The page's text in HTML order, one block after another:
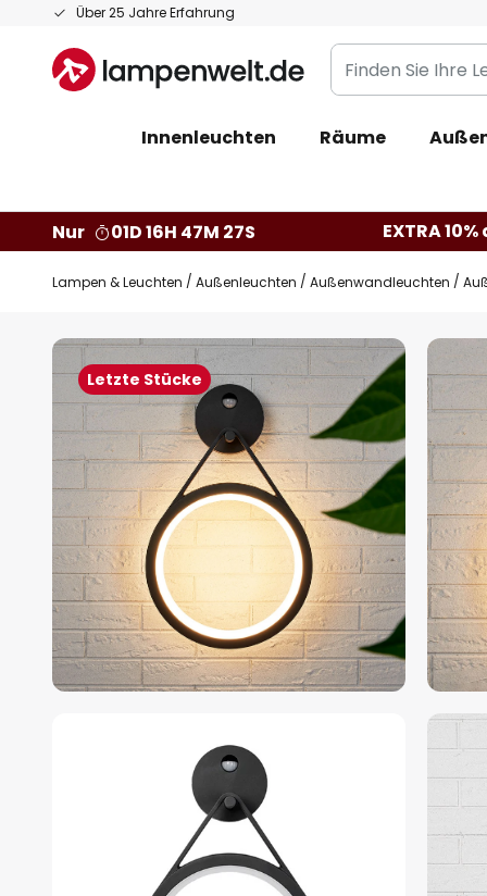
Über 25 Jahre Erfahrung
Zum
springen
Finden
Sie
Leuchte...
Innenleuchten Räume
Nur
01D 16H 47M 26S EXTRA
Lampen & Leuchten Außenleuchten Außenwandleuchten
Letzte Stücke
Zum
Ende
der
Bildgalerie
springen